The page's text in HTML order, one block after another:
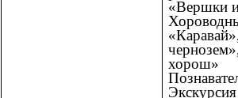
«Вершки
хорош»